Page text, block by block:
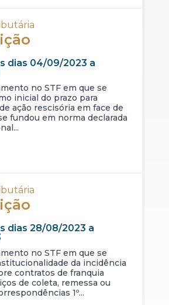
dias 04/09/2023 a
no STF em que se
inicial do prazo para
ação rescisória em face de
fundou em norma declarada
dias 28/08/2023 a
no STF em que se
da incidência
contratos de franquia
de coleta, remessa ou
1º...